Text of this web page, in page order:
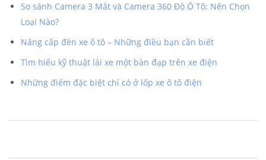
So sánh Camera 3 Mắt và Camera 360 Độ Ô Tô: Nên Chọn
Loại Nào?
Nâng cấp đèn xe ô tô – Những điều bạn cần biết
Tìm hiểu kỹ thuật lái xe một bàn đạp trên xe điện
Những điểm đặc biệt chỉ có ở lốp xe ô tô điện